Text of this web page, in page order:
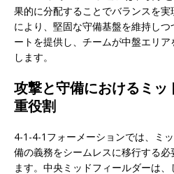
果的に分配することでバランスを
により、堅固な守備基盤を維持し
ートを提供し、チームが中盤エリ
します。
攻撃と守備におけるミッ
重役割
4-1-4-1フォーメーションでは、ミ
備の義務をシームレスに移行する
ます。中央ミッドフィールダーは